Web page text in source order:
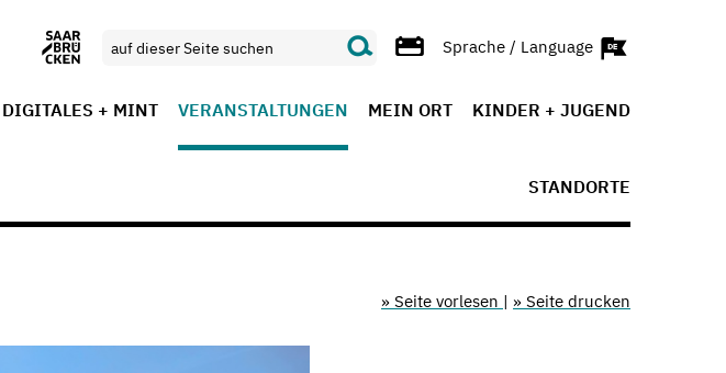
Sprache / Language
DIGITALES + MINT VERANSTALTUNGEN MEIN ORT KINDER + JUGEND
STANDORTE
» Seite vorlesen | » Seite drucken